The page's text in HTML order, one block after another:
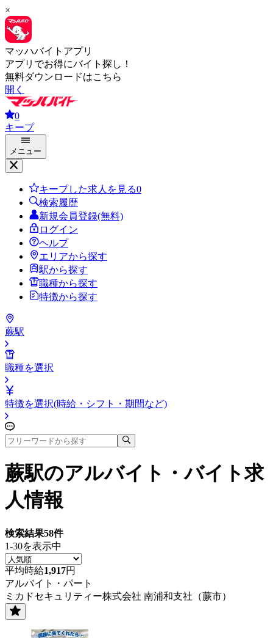
×
マッハバイトアプリ
アプリでお得にバイト探し！
無料ダウンロードはこちら
開く
0
キープ
メニュー
キープした求人を見る0
検索履歴
新規会員登録(無料)
ログイン
ヘルプ
エリアから探す
駅から探す
職種から探す
特徴から探す
蕨駅
職種を選択
特徴を選択(時給・シフト・期間など)
蕨駅のアルバイト・バイト求
人情報
検索結果58件
1-30を表示中
平均時給1,917円
アルバイト・パート
ミカドセキュリティー株式会社 南浦和支社（蕨市）